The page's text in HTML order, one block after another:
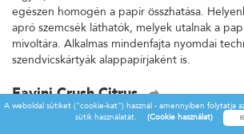
egészen homogén a papír összhatása.
apró szemcsék láthatók, melyek utalnak a
mivoltára. Alkalmas mindenfajta nyomdai
szendvicskártyák alappapírjaként is.
Favini Crush Citrus
Favini Crush - 250g/350g A Crush egy
papírcsalád, melynél különböző gyümölcsök
A weboldal sütiket ("cookie-kat") használ - amennyiben folytatja
sütik használatát.
(Cookie használat)